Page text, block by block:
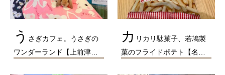
う さぎカフェ。うさぎの
ワンダーランド【上前津…
カ リカリ駄菓子、若鳩製
菓のフライドポテト【名…